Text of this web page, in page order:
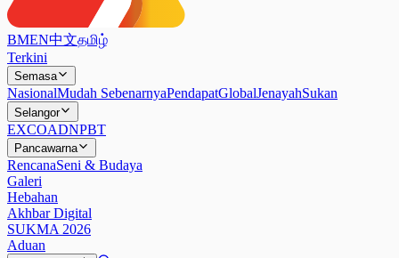
BMEN中文தமிழ்
Terkini
Semasa
NasionalMudah SebenarnyaPendapatGlobalJenayahSukan
Selangor
EXCOADNPBT
Pancawarna
RencanaSeni & Budaya
Galeri
Hebahan
Akhbar Digital
SUKMA 2026
Aduan